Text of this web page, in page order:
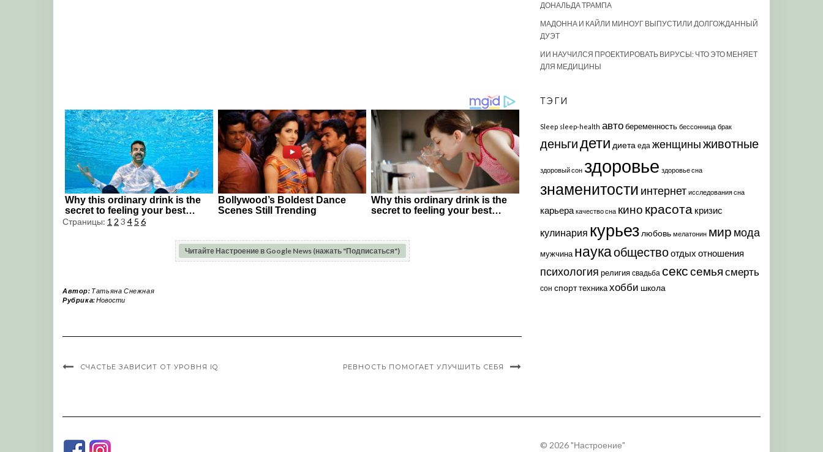
Страницы: 1 2 3 4 5 6
Читайте Настроение в Google News (нажать "Подписаться")
Автор: Татьяна Снежная
Рубрика:Новости
СЧАСТЬЕ ЗАВИСИТ ОТ УРОВНЯ IQ РЕВНОСТЬ ПОМОГАЕТ УЛУЧШИТЬ СЕБЯ
ДОНАЛЬДА ТРАМПА
МАДОННА И КАЙЛИ МИНОУГ ВЫПУСТИЛИ ДОЛГОЖДАННЫЙ
ДУЭТ
ИИ НАУЧИЛСЯ ПРОЕКТИРОВАТЬ ВИРУСЫ: ЧТО ЭТО МЕНЯЕТ
ДЛЯ МЕДИЦИНЫ
ТЭГИ
Sleep sleep-health автобеременность бессонница брак
деньгидети диета еда женщиныживотные
здоровый сон здоровье здоровье сна
знаменитости интернет исследования сна
карьера качество сна кино красота кризис
кулинария курьез любовь мелатонин мир мода
мужчина наукаобществоотдых отношения
психология религия свадьба секссемья смерть
сон спорттехникахобби школа
© 2026 "Настроение"